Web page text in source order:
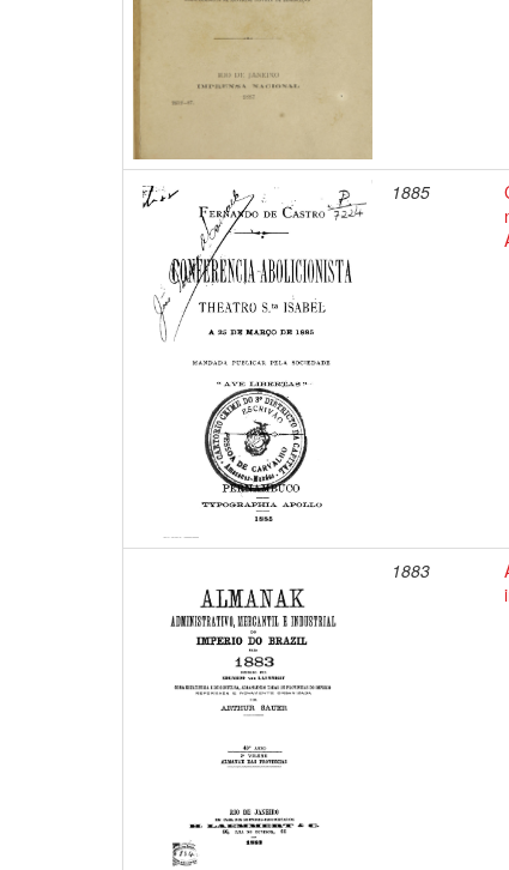
1885
1883